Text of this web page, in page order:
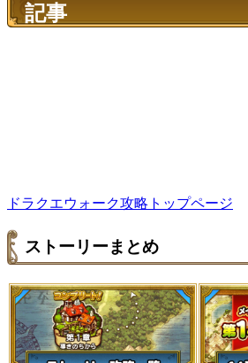
記事
ドラクエウォーク攻略トップページ
ストーリーまとめ